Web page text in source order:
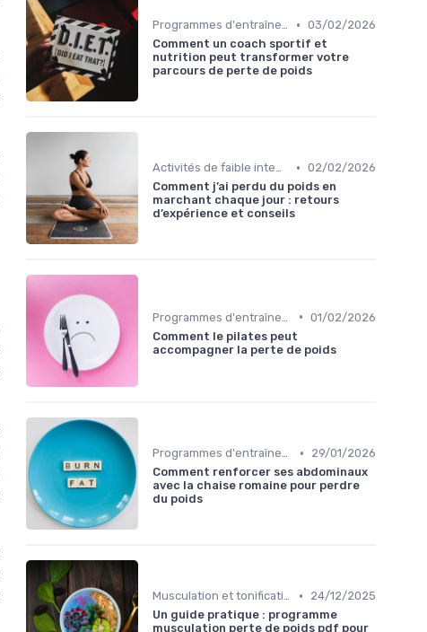
Programmes d'entraînement • 03/02/2026
Comment un coach sportif et
nutrition peut transformer votre
parcours de perte de poids
Activités de faible intensité • 02/02/2026
Comment j’ai perdu du poids en
marchant chaque jour : retours
d’expérience et conseils
• 01/02/2026
Comment le pilates peut
accompagner la perte de poids
Programmes d'entraînement •
29/01/2026
Comment renforcer ses abdominaux
avec la chaise romaine pour perdre
du poids
Musculation et tonification •
24/12/2025
Un guide pratique : programme
musculation perte de poids pdf pour